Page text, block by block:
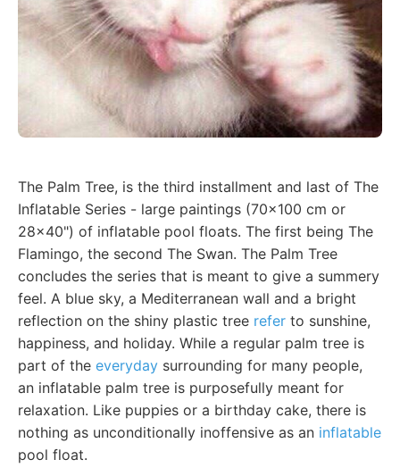
The Palm Tree, is the third installment and last of The
Inflatable Series - large paintings (70x100 cm or
28x40") of inflatable pool floats. The first being The
Flamingo, the second The Swan. The Palm Tree
concludes the series that is meant to give a summery
feel. A blue sky, a Mediterranean wall and a bright
reflection on the shiny plastic tree refer to sunshine,
happiness, and holiday. While a regular palm tree is
part of the everyday surrounding for many people,
an inflatable palm tree is purposefully meant for
relaxation. Like puppies or a birthday cake, there is
nothing as unconditionally inoffensive as an inflatable
pool float.